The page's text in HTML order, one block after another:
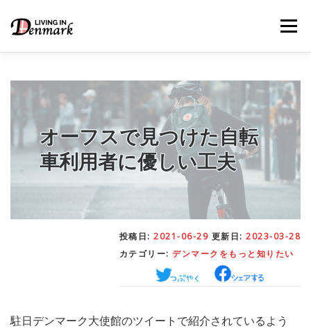
メニュー
LIFE TIPS– 生活便利帳 FOOD – ごはん事情
STUDY – 留学関連情報
WORK– デンマークの働き方
– 日本人の考察
MEDIA– メディア掲載 TRAVEL– 旅行
オーフスで見つけた自転
車利用者に優しい工夫
投稿日: 2021-06-29 更新日: 2023-03-28
カテゴリー: デンマークをもっと知りたい
駐日デンマーク大使館のツイートで紹介されているよう